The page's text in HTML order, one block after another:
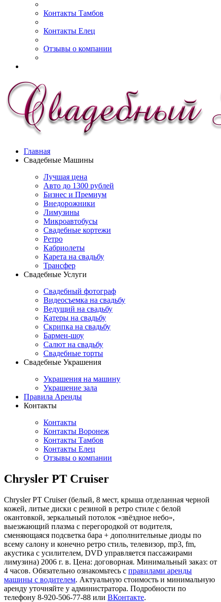
Контакты Тамбов
Контакты Елец
Отзывы о компании
Главная
Свадебные Машины
Лучшая цена
Авто до 1300 рублей
Бизнес и Премиум
Внедорожники
Лимузины
Микроавтобусы
Свадебные кортежи
Ретро
Кабриолеты
Карета на свадьбу
Трансфер
Свадебные Услуги
Свадебный фотограф
Видеосъемка на свадьбу
Ведущий на свадьбу
Катеры на свадьбу
Скрипка на свадьбу
Бармен-шоу
Салют на свадьбу
Свадебные торты
Свадебные Украшения
Украшения на машину
Украшение зала
Правила Аренды
Контакты
Контакты
Контакты Воронеж
Контакты Тамбов
Контакты Елец
Отзывы о компании
Chrysler PT Cruiser
Chrysler PT Cruiser (белый, 8 мест, крыша отделанная черной
кожей, литые диски с резиной в ретро стиле с белой
окантовкой, зеркальный потолок «звёздное небо»,
выезжающий плазма с перегородкой от водителя,
сменяющаяся подсветка бара + дополнительные диоды по
всему салону и конечно ретро стиль, телевизор, mp3, fm,
акустика с усилителем, DVD управляется пассажирами
лимузина) 2006 г. в. Цена: договорная. Минимальный заказ: от
4 часов. Обязательно ознакомьтесь с правилами аренды
машины с водителем. Актуальную стоимость и минимальную
аренду уточняйте у администратора. Подробности по
телефону 8-920-506-77-88 или ВКонтакте.